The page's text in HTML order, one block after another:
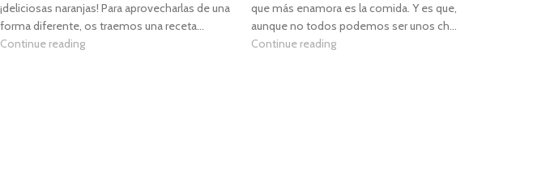
¡deliciosas naranjas! Para aprovecharlas de una
forma diferente, os traemos una receta...
Continue reading
que más enamora es la comida. Y es que,
aunque no todos podemos ser unos ch...
Continue reading